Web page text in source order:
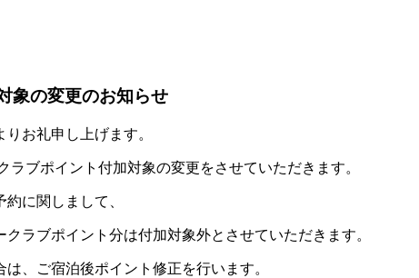
象の変更のお知らせ
お礼申し上げます。
ブポイント付加対象の変更をさせていただきます。
に関しまして、
ラブポイント分は付加対象外とさせていただきます。
、ご宿泊後ポイント修正を行います。